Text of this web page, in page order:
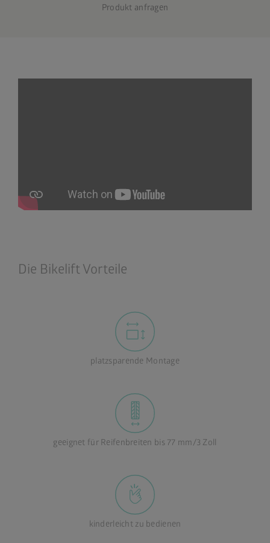
Produkt anfragen
Die Bikelift Vorteile
platzsparende Montage
geeignet für Reifenbreiten bis 77 mm/3 Zoll
kinderleicht zu bedienen